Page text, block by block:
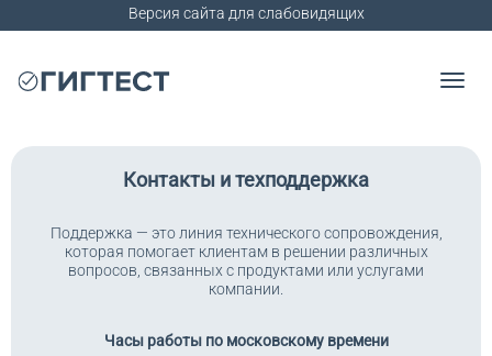
Версия сайта для слабовидящих
Контакты и техподдержка
Поддержка — это линия технического сопровождения,
которая помогает клиентам в решении различных
вопросов, связанных с продуктами или услугами
компании.
Часы работы по московскому времени